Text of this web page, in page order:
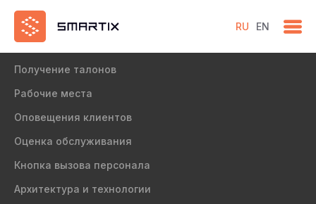
RU EN
Продукт
Получение талонов
Рабочие места
Оповещения клиентов
Оценка обслуживания
Кнопка вызова персонала
Архитектура и технологии